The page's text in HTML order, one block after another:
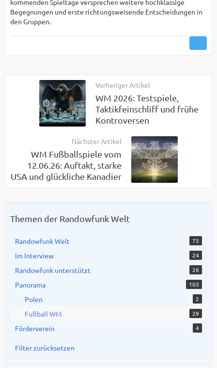
kommenden Spieltage versprechen weitere hochklassige
Begegnungen und erste richtungsweisende Entscheidungen in
den Gruppen.
Vorheriger Artikel
WM 2026: Testspiele,
Taktikfeinschliff und frühe
Kontroversen
Nächster Artikel
WM Fußballspiele vom
12.06.26: Auftakt, starke
USA und glückliche Kanadier
Themen der Randowfunk Welt
Randowfunk Welt 75
Im Interview 24
Randowfunk unterstützt 26
Panorama 103
Polen 2
Fußball WM 29
Förderverein 4
Filter zurücksetzen